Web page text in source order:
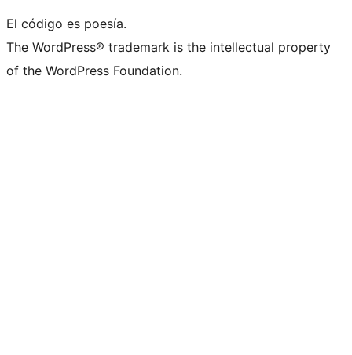
El código es poesía.
The WordPress® trademark is the intellectual property
of the WordPress Foundation.